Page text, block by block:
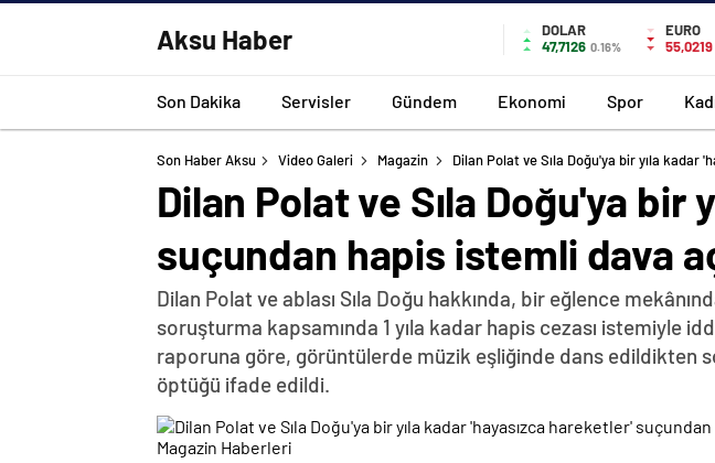
Aksu Haber
DOLAR
47,7126 0.16%
EURO
55,0219
Son Dakika Servisler Gündem Ekonomi Spor
Son Haber Aksu Video Galeri Magazin Dilan Polat ve Sıla Doğu'ya bir yıla kadar
Dilan Polat ve Sıla Doğu'ya bir
suçundan hapis istemli dava
Dilan Polat ve ablası Sıla Doğu hakkında, bir eğlence
soruşturma kapsamında 1 yıla kadar hapis cezası istemiyle
raporuna göre, görüntülerde müzik eşliğinde dans edildikten
öptüğü ifade edildi.